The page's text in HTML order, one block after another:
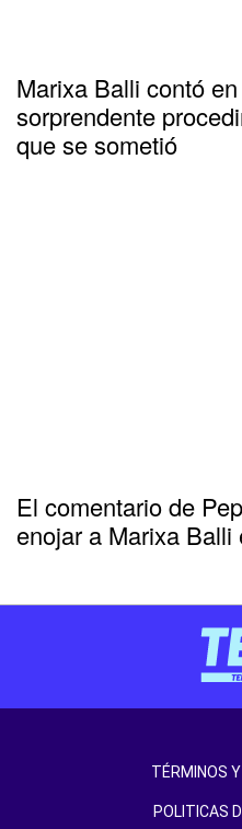
Marixa Balli contó
sorprendente
que se sometió
El comentario de
enojar a Marixa Balli
TÉRMINOS
POLITICAS